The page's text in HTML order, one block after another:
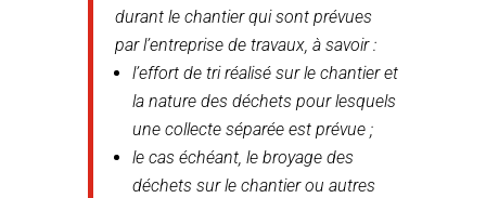
durant le chantier qui sont prévues
par l’entreprise de travaux, à savoir :
l’effort de tri réalisé sur le chantier et
la nature des déchets pour lesquels
une collecte séparée est prévue ;
le cas échéant, le broyage des
déchets sur le chantier ou autres